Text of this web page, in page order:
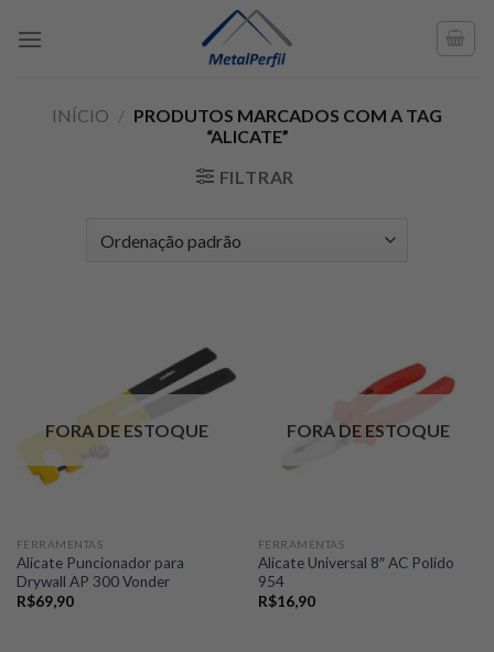
INÍCIO / PRODUTOS MARCADOS COM A TAG
“ALICATE”
FILTRAR
FORA DE ESTOQUE
FERRAMENTAS
Alicate Puncionador para
Drywall AP 300 Vonder
R$69,90
FORA DE ESTOQUE
FERRAMENTAS
Alicate Universal 8″ AC Polido
954
R$16,90